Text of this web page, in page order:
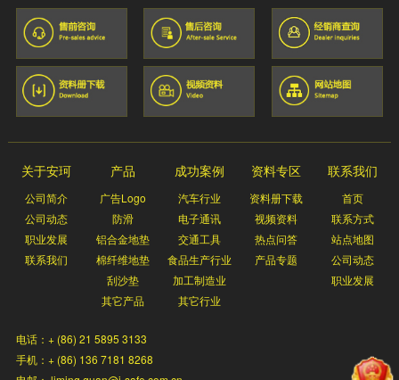
关于安珂
公司简介
公司动态
职业发展
联系我们
产品
广告Logo
防滑
铝合金地垫
棉纤维地垫
刮沙垫
其它产品
成功案例
汽车行业
电子通讯
交通工具
食品生产行业
加工制造业
其它行业
资料专区
资料册下载
视频资料
热点问答
产品专题
联系我们
首页
联系方式
站点地图
公司动态
职业发展
电话：+ (86) 21 5895 3133
手机：+ (86) 136 7181 8268